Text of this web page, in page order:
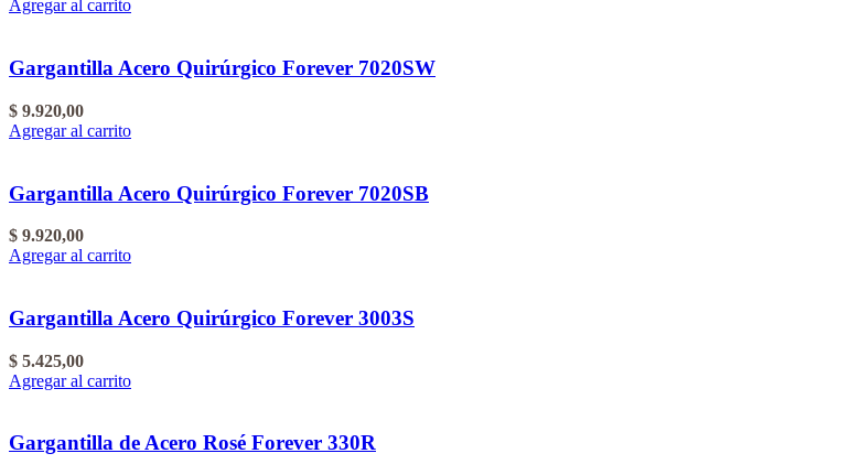
Agregar al carrito
Gargantilla Acero Quirúrgico Forever 7020SW
$ 9.920,00
Agregar al carrito
Gargantilla Acero Quirúrgico Forever 7020SB
$ 9.920,00
Agregar al carrito
Gargantilla Acero Quirúrgico Forever 3003S
$ 5.425,00
Agregar al carrito
Gargantilla de Acero Rosé Forever 330R